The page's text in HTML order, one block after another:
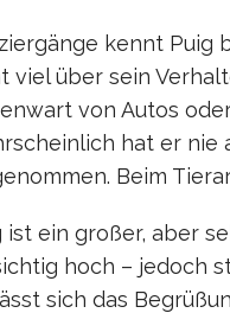
kennt Puig
viel über sein
von Autos
hat er nie
Beim
ist ein großer, aber
hoch – jedoch
sich das